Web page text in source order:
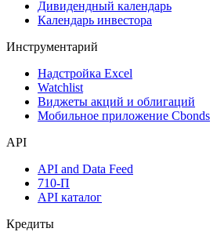
Размещения
Оферты
Денежный рынок
Календарь инвестора
Инструментарий
Мобильное приложение Cbonds
API
API and Data Feed